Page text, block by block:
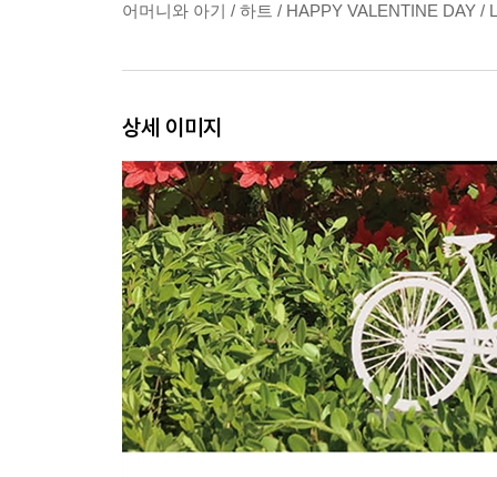
어머니와 아기 / 하트 / HAPPY VALENTINE DAY /
상세 이미지